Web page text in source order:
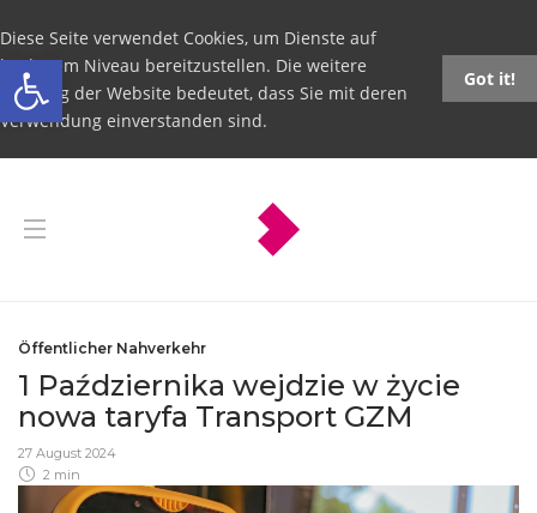
Open toolbar
Diese Seite verwendet Cookies, um Dienste auf
höchstem Niveau bereitzustellen. Die weitere
Nutzung der Website bedeutet, dass Sie mit deren
Verwendung einverstanden sind.
Got it!
Öffentlicher Nahverkehr
1 Października wejdzie w życie
nowa taryfa Transport GZM
27 August 2024
2 min